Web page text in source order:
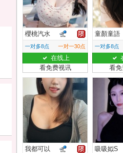
櫻桃汽水
一对多8点 一对一30点
在线上
看免费视讯
童顏童語
一对多8点
看
我都可以 吸吸姒S